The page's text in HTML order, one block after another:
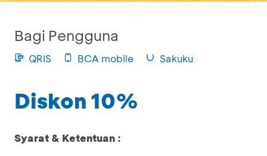
Bagi Pengguna
QRIS BCA mobile Sakuku
Diskon 10%
Syarat & Ketentuan :